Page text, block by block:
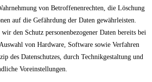
von Betroffenenrechten, die Löschung
auf die Gefährdung der Daten gewährleisten.
den Schutz personenbezogener Daten bereits bei
von Hardware, Software sowie Verfahren
des Datenschutzes, durch Technikgestaltung und
Voreinstellungen.